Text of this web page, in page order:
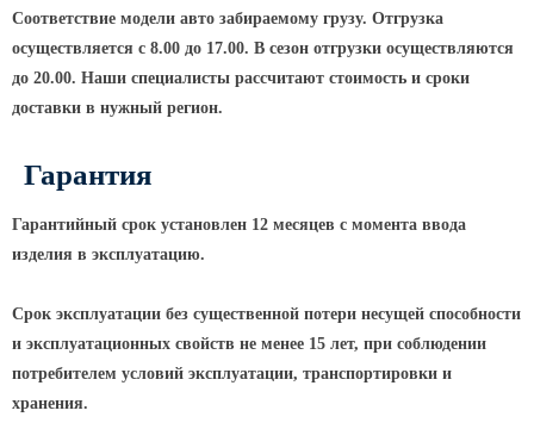
Кронштейны для консольных
светильников
Кронштейн консольный для 2
светильников
Кронштейны для торшерных
светильников
Кронштейны для опор однорожковые
ПАРКОВОЕ ОСВЕЩЕНИЕ
Соответствие модели авто забираемому грузу. Отгрузка
осуществляется с 8.00 до 17.00. В сезон отгрузки осуществляются
до 20.00. Наши специалисты рассчитают стоимость и сроки
доставки в нужный регион.
Гарантия
Гарантийный срок установлен 12 месяцев с момента ввода
изделия в эксплуатацию.
Срок эксплуатации без существенной потери несущей способности
и эксплуатационных свойств не менее 15 лет, при соблюдении
потребителем условий эксплуатации, транспортировки и
хранения.